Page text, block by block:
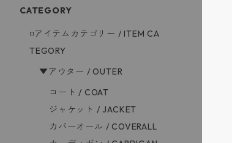
CATEGORY
◽️アイテムカテゴリー / ITEM CA
TEGORY
▼アウター / OUTER
コート / COAT
ジャケット / JACKET
カバーオール / COVERALL